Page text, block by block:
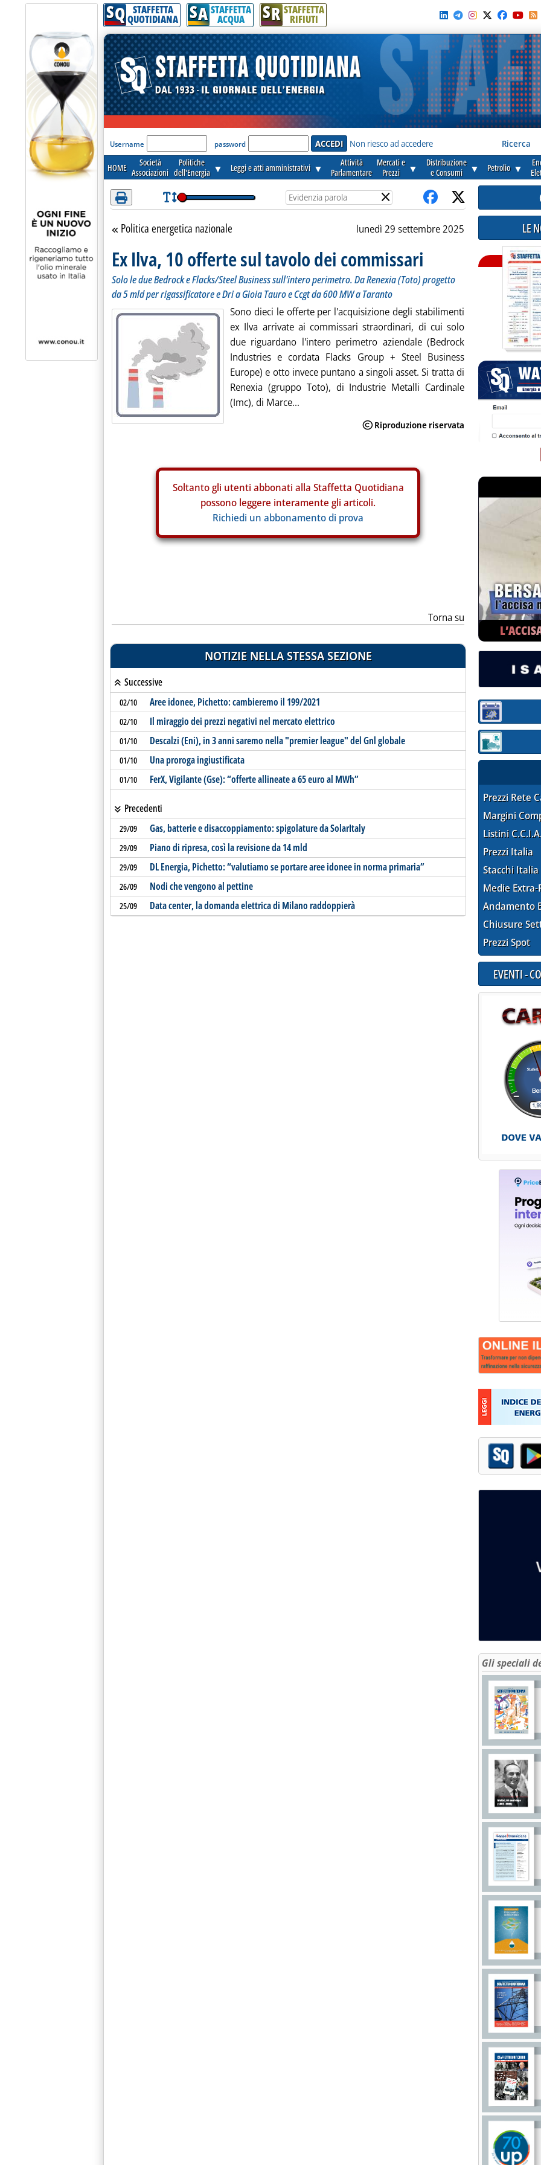
Attenzione! Esegui l'accesso per lèggere interamente la notizia.
SQ STAFFETTA
QUOTIDIANA SA STAFFETTA
ACQUA SR STAFFETTA
RIFIUTI
'Modulo Login per accedere'
Username password Non riesco ad accedere Ricerca
HOME
Società
Associazioni
Politiche
dell'Energia ▼ Leggi e atti amministrativi ▼
Attività
Parlamentare
Mercati e
Prezzi
▼
Distribuzione
e Consumi
▼ Petrolio ▼
×
Torna alla sezione
Politica energetica nazionale lunedì 29 settembre 2025
Ex Ilva, 10 offerte sul tavolo dei commissari
Solo le due Bedrock e Flacks/Steel Business sull'intero perimetro. Da Renexia (Toto) progetto
da 5 mld per rigassificatore e Dri a Gioia Tauro e Ccgt da 600 MW a Taranto
Sono dieci le offerte per l'acquisizione degli stabilimenti
ex Ilva arrivate ai commissari straordinari, di cui solo
due riguardano l'intero perimetro aziendale (Bedrock
Industries e cordata Flacks Group + Steel Business
Europe) e otto invece puntano a singoli asset. Si tratta di
Renexia (gruppo Toto), di Industrie Metalli Cardinale
(Imc), di Marce...
Soltanto gli utenti abbonati alla Staffetta Quotidiana
possono leggere interamente gli articoli.
Richiedi un abbonamento di prova
Torna su
NOTIZIE NELLA STESSA SEZIONE
Successive
02/10 Aree idonee, Pichetto: cambieremo il 199/2021
02/10 Il miraggio dei prezzi negativi nel mercato elettrico
01/10 Descalzi (Eni), in 3 anni saremo nella "premier league" del Gnl globale
01/10 Una proroga ingiustificata
01/10 FerX, Vigilante (Gse): “offerte allineate a 65 euro al MWh”
Precedenti
29/09 Gas, batterie e disaccoppiamento: spigolature da SolarItaly
29/09 Piano di ripresa, così la revisione da 14 mld
29/09 DL Energia, Pichetto: “valutiamo se portare aree idonee in norma primaria”
26/09 Nodi che vengono al pettine
25/09 Data center, la domanda elettrica di Milano raddoppierà
LE
Sezione:
Sezione:
Prezzi Rete
Margini
Listini
Prezzi Italia
Stacchi Italia
Medie Extra-
Andamento
Chiusure
Prezzi Spot
EVENTI -
Gli speciali